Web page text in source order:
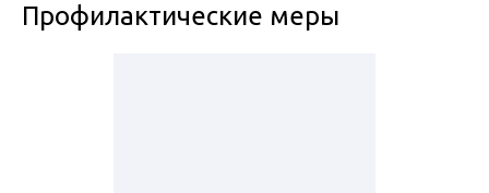
Профилактические меры